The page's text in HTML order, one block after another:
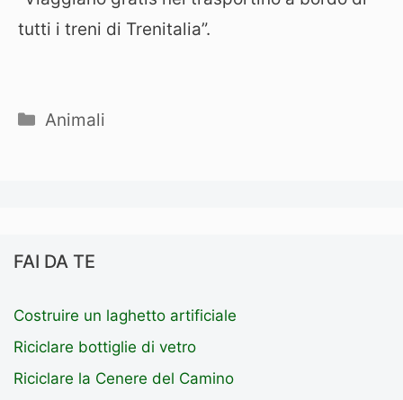
tutti i treni di Trenitalia”.
Categorie
Animali
FAI DA TE
Costruire un laghetto artificiale
Riciclare bottiglie di vetro
Riciclare la Cenere del Camino